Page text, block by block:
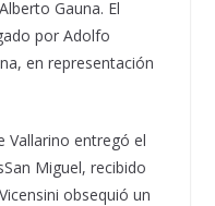
Gauna. El
por Adolfo
, en representación
Vallarino entregó el
San Miguel, recibido
Vicensini obsequió un